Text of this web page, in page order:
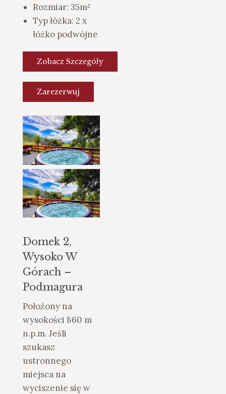
Rozmiar: 35m²
Typ łóżka: 2 x
łóżko podwójne
Zobacz Szczegóły
Zarezerwuj
Domek 2,
Wysoko W
Górach –
Podmagura
Położony na
wysokości 860 m
n.p.m. Jeśli
szukasz
ustronnego
miejsca na
wyciszenie się w